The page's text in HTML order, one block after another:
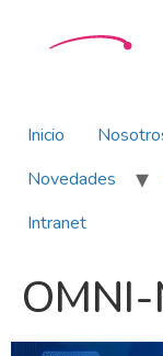
Inicio
Novedades
Intranet